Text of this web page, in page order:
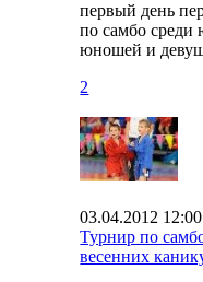
первый день
по самбо
юношей и
2
03.04.2012 12:00
Турнир по
весенних